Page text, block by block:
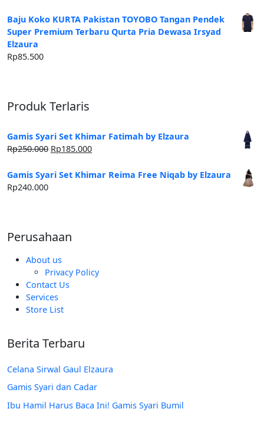
Baju Koko KURTA Pakistan TOYOBO Tangan Pendek
Super Premium Terbaru Qurta Pria Dewasa Irsyad
Elzaura
Rp85.500
Produk Terlaris
Gamis Syari Set Khimar Fatimah by Elzaura
Rp250.000 Harga
adalah:
Rp185.000Harga
ini
Gamis Syari Set Khimar Reima Free Niqab by Elzaura
Rp240.000
Perusahaan
About us
Privacy Policy
Contact Us
Services
Store List
Berita Terbaru
Celana Sirwal Gaul Elzaura
Gamis Syari dan Cadar
Ibu Hamil Harus Baca Ini! Gamis Syari Bumil